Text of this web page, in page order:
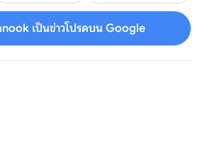
เป็นข่าวโปรดบน Google